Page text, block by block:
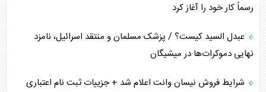
همسویی عربستان با سنتکام علیه متحدان ایران
ترامپ و توهم خلع سلاح حماس
رسماً کار خود را آغاز کرد
عبدل السید کیست؟ / پزشک مسلمان و منتقد اسرائیل، نامزد
نهایی دموکرات‌ها در میشیگان
شرایط فروش نیسان وانت اعلام شد + جزییات ثبت نام اعتباری